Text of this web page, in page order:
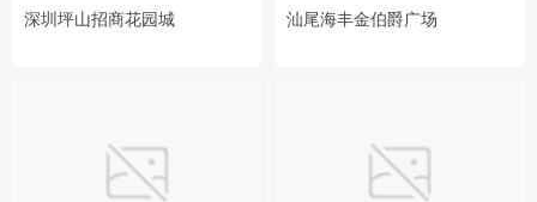
深圳坪山招商花园城 汕尾海丰金伯爵广场